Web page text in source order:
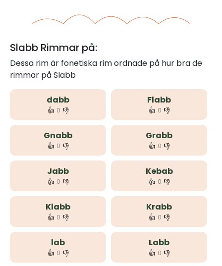
Slabb Rimmar på:
Dessa rim är fonetiska rim ordnade på hur bra de
rimmar på Slabb
dabb
👍 0 👎
Flabb
👍 0 👎
Gnabb
👍 0 👎
Grabb
👍 0 👎
Jabb
👍 0 👎
Kebab
👍 0 👎
Klabb
👍 0 👎
Krabb
👍 0 👎
lab
👍 0 👎
Labb
👍 0 👎